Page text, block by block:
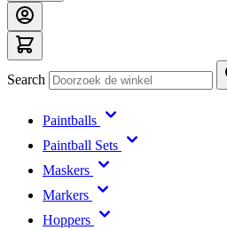
Search
Paintballs
Paintball Sets
Maskers
Markers
Hoppers